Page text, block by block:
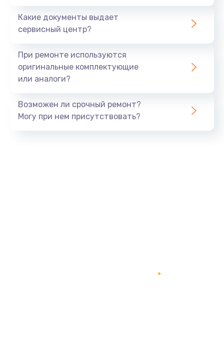
Восстановление данных
Заказать
1060 руб.
Какие документы выдает
сервисный центр?
При ремонте используются
оригинальные комплектующие
или аналоги?
Возможен ли срочный ремонт?
Могу при нем присутствовать?